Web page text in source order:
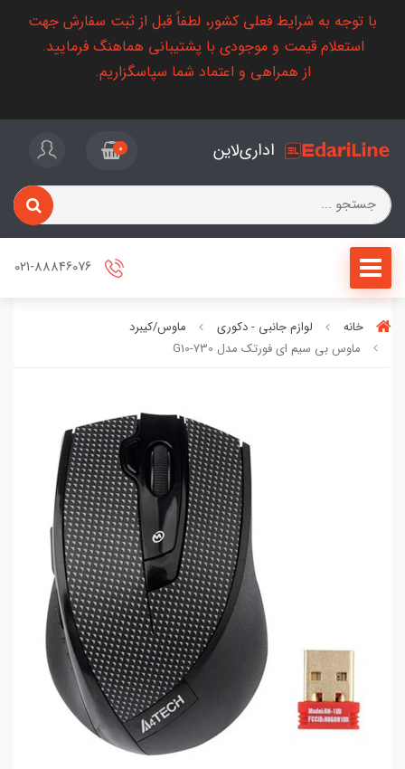
با توجه به شرایط فعلی کشور، لطفاً قبل از ثبت سفارش جهت
استعلام قیمت و موجودی با پشتیبانی هماهنگ فرمایید.
از همراهی و اعتماد شما سپاسگزاریم.
اداری‌لاین 0
خانه لوازم جانبی - دکوری
ماوس/کیبرد
ماوس بی سیم ای فورتک مدل G10-730